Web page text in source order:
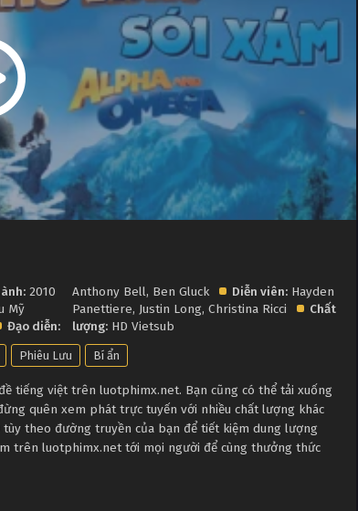
2010
Mỹ
Đạo diễn:
Anthony Bell, Ben Gluck Diễn viên: Hayden
Panettiere, Justin Long, Christina Ricci
Chất
lượng: HD Vietsub
Phiêu Lưu Bí ẩn
tiếng việt trên luotphimx.net. Bạn cũng có thể tải xuống
quên xem phát trực tuyến với nhiều chất lượng khác
tùy theo đường truyền của bạn để tiết kiệm dung lượng
trên luotphimx.net tới mọi người để cùng thưởng thức